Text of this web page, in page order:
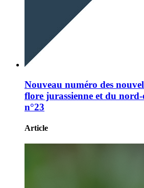
Nouveau numéro des
flore jurassienne et du nord-
n°23
Article